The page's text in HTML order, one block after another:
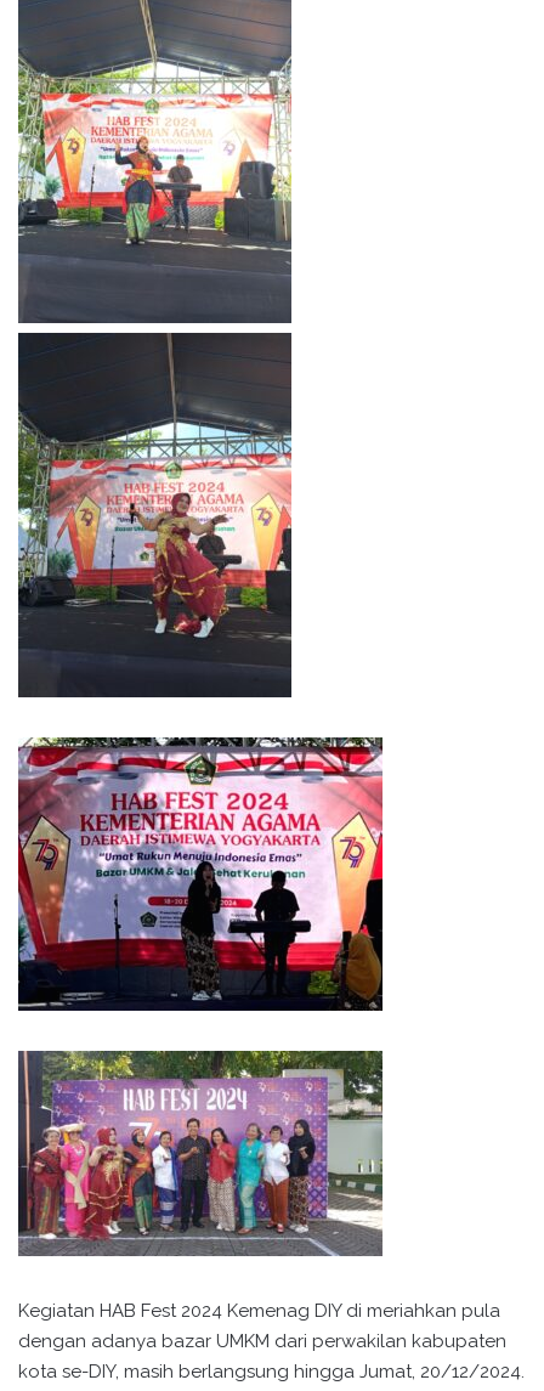
Kegiatan HAB Fest 2024 Kemenag DIY di meriahkan pula
dengan adanya bazar UMKM dari perwakilan kabupaten
kota se-DIY, masih berlangsung hingga Jumat, 20/12/2024.